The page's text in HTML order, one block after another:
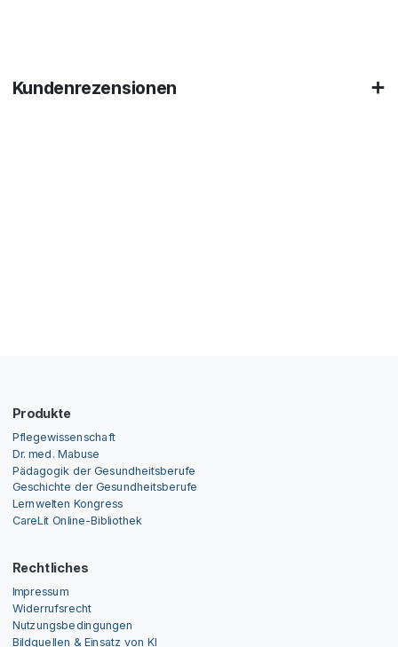
Kundenrezensionen
Produkte
Pflegewissenschaft
Dr. med. Mabuse
Pädagogik der Gesundheitsberufe
Geschichte der Gesundheitsberufe
Lernwelten Kongress
CareLit Online-Bibliothek
Rechtliches
Impressum
Widerrufsrecht
Nutzungsbedingungen
Bildquellen & Einsatz von KI